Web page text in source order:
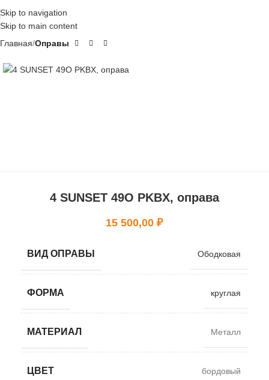
Skip to navigation
Skip to main content
Главная Оправы
4 SUNSET 49O PKBX, оправа
15 500,00 ₽
ВИД ОПРАВЫ Ободковая
ФОРМА круглая
МАТЕРИАЛ Металл
ЦВЕТ бордовый